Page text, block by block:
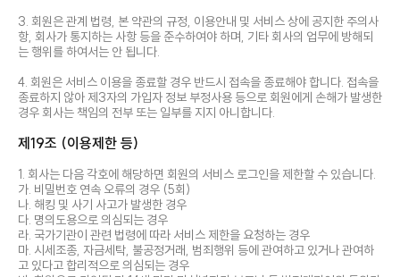
3. 회원은 관계 법령, 본 약관의 규정, 이용안내 및 서비스 상에 공지한 주의사
항, 회사가 통지하는 사항 등을 준수하여야 하며, 기타 회사의 업무에 방해되
는 행위를 하여서는 안 됩니다.
4. 회원은 서비스 이용을 종료할 경우 반드시 접속을 종료해야 합니다. 접속을
종료하지 않아 제3자의 가입자 정보 부정사용 등으로 회원에게 손해가 발생한
경우 회사는 책임의 전부 또는 일부를 지지 아니합니다.
제19조 (이용제한 등)
1. 회사는 다음 각호에 해당하면 회원의 서비스 로그인을 제한할 수 있습니다.
가. 비밀번호 연속 오류의 경우 (5회)
나. 해킹 및 사기 사고가 발생한 경우
다. 명의도용으로 의심되는 경우
라. 국가기관이 관련 법령에 따라 서비스 제한을 요청하는 경우
마. 시세조종, 자금세탁, 불공정거래, 범죄행위 등에 관여하고 있거나 관여하
고 있다고 합리적으로 의심되는 경우